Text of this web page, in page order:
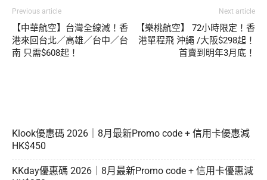
Previous article
【中華航空】台灣全線減！香
港來回台北／高雄／台中／台
南 只需$608起！
Next article
【樂桃航空】 72小時限定！香
港單程飛 沖繩 /大阪$298起！
首賣到明年3月底！
Klook優惠碼 2026｜8月最新Promo code + 信用卡優惠減
HK$450
KKday優惠碼 2026｜8月最新Promo code + 信用卡優惠減